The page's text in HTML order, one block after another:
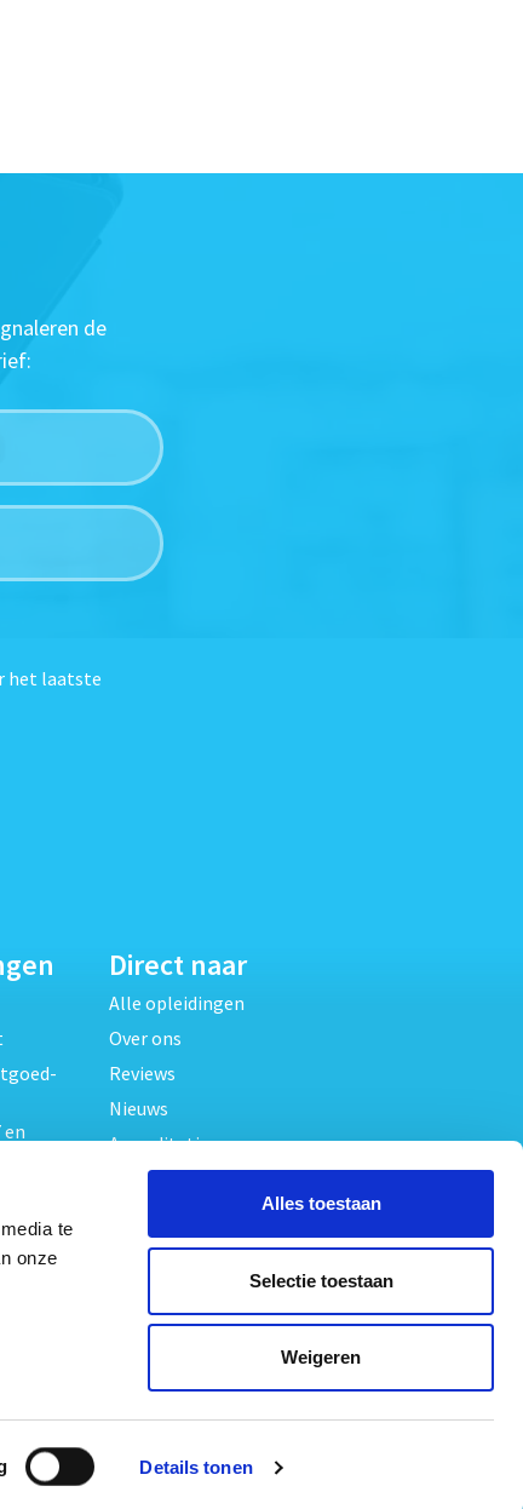
te
onze
Details tonen
Alles toestaan
Selectie toestaan
Weigeren
de
het laatste
Direct naar
Alle opleidingen
Over ons
Reviews
Nieuws
Accreditaties
Algemene voorwaarden
Privacy verklaring